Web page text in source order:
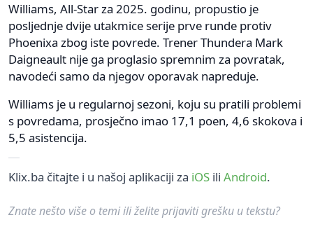
Williams, All-Star za 2025. godinu, propustio je
posljednje dvije utakmice serije prve runde protiv
Phoenixa zbog iste povrede. Trener Thundera Mark
Daigneault nije ga proglasio spremnim za povratak,
navodeći samo da njegov oporavak napreduje.
Williams je u regularnoj sezoni, koju su pratili problemi
s povredama, prosječno imao 17,1 poen, 4,6 skokova i
5,5 asistencija.
Klix.ba čitajte i u našoj aplikaciji za iOS ili Android.
Znate nešto više o temi ili želite prijaviti grešku u tekstu?